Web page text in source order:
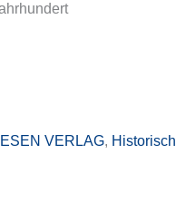
VERLAG,